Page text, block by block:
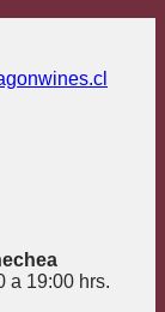
a 19:00 hrs.